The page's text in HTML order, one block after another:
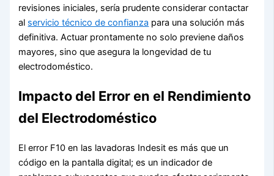
revisiones iniciales, sería prudente considerar contactar
al servicio técnico de confianza para una solución más
definitiva. Actuar prontamente no solo previene daños
mayores, sino que asegura la longevidad de tu
electrodoméstico.
Impacto del Error en el Rendimiento
del Electrodoméstico
El error F10 en las lavadoras Indesit es más que un
código en la pantalla digital; es un indicador de